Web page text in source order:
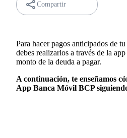
Compartir
Para hacer pagos anticipados de
debes realizarlos a través de la
monto de la deuda a pagar.
A continuación, te enseñamos
App Banca Móvil BCP